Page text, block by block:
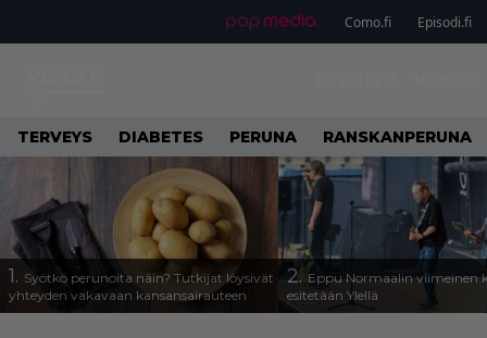
Como.fi Episodi.fi
TERVEYS DIABETES PERUNA RANSKANPERUNA
1. Syötkö perunoita näin? Tutkijat löysivät
yhteyden vakavaan kansansairauteen
2. Eppu Normaalin viimeinen
esitetään Ylellä